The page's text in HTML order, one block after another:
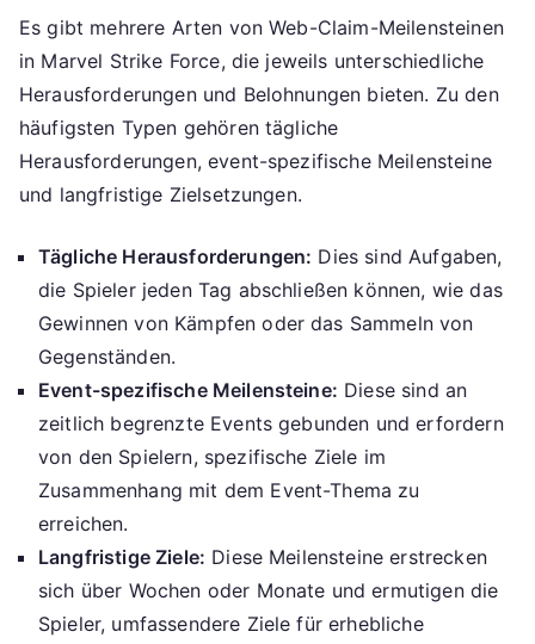
Es gibt mehrere Arten von Web-Claim-Meilensteinen
in Marvel Strike Force, die jeweils unterschiedliche
Herausforderungen und Belohnungen bieten. Zu den
häufigsten Typen gehören tägliche
Herausforderungen, event-spezifische Meilensteine
und langfristige Zielsetzungen.
Tägliche Herausforderungen: Dies sind Aufgaben,
die Spieler jeden Tag abschließen können, wie das
Gewinnen von Kämpfen oder das Sammeln von
Gegenständen.
Event-spezifische Meilensteine: Diese sind an
zeitlich begrenzte Events gebunden und erfordern
von den Spielern, spezifische Ziele im
Zusammenhang mit dem Event-Thema zu
erreichen.
Langfristige Ziele: Diese Meilensteine erstrecken
sich über Wochen oder Monate und ermutigen die
Spieler, umfassendere Ziele für erhebliche